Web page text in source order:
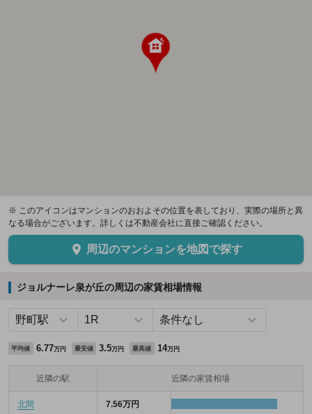
※ このアイコンはマンションのおおよその位置を表しており、実際の場所と異
なる場合がございます。詳しくは不動産会社に直接ご確認ください。
周辺のマンションを地図で探す
ジョルナーレ泉が丘の周辺の家賃相場情報
平均値 6.77万円 最安値 3.5万円 最高値 14万円
近隣の駅 近隣の家賃相場
北間 7.56万円